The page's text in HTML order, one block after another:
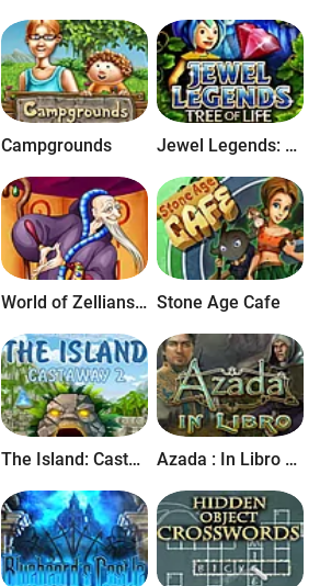
Campgrounds Jewel Legends: Tree of Life
World of Zellians: Kingdom Builder Stone Age Cafe
The Island: Castaway 2 Azada : In Libro Sammleredition